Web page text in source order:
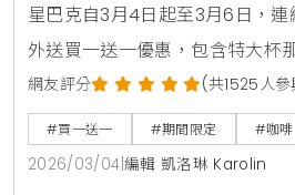
星巴克自3月4日起至3月6日，
外送買一送一優惠，包含特大杯
冰樂等指定品項。全台門市同步
動，多款熱銷餅乾與點心罐限時
輕鬆享受咖啡時光。
網友評分 (共1525人
#買一送一 #期間限定 #咖啡
2026/03/04 編輯 凱洛琳 Karolin